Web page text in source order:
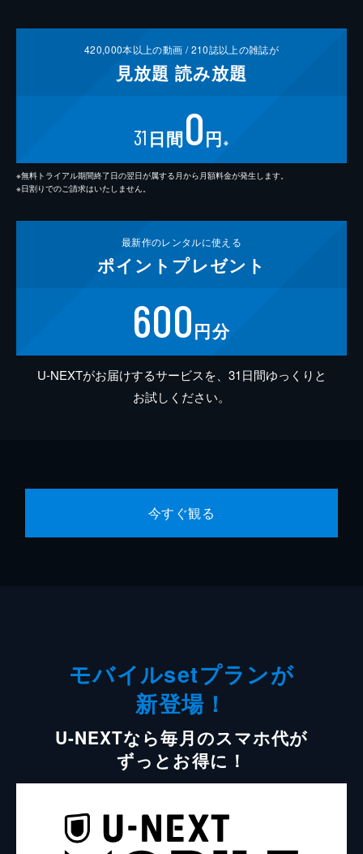
420,000本以上の動画 /210誌以上の雑誌が
見放題 読み放題
31 日間0円 ※
※無料トライアル期間終了日の翌日が属する月から月額料金が発生します。
※日割りでのご請求はいたしません。
最新作のレンタルに使える
ポイント プレゼント
600円分
U-NEXTがお届けするサービスを、31日間ゆっくりと
お試しください。
今すぐ観る
モバイルsetプランが
新登場！
U-NEXTなら毎月のスマホ代が
ずっとお得に！